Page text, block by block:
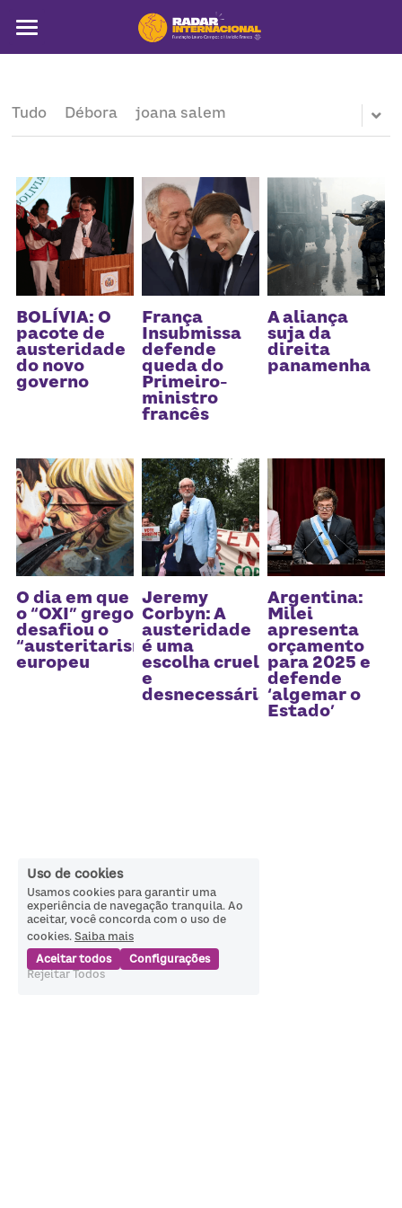
Colunistas
Notícias
Artigos
Pega a visão
Busca
Receba atualizações
Tudo Débora joana salem
BOLÍVIA: O
pacote de
austeridade
do novo
governo
França
Insubmissa
defende
queda do
Primeiro-
ministro
francês
A aliança
suja da
direita
panamenha
O dia em que
o “OXI” grego
desafiou o
“austeritarismo”
europeu
Jeremy
Corbyn: A
austeridade
é uma
escolha cruel
e
desnecessária
Argentina:
Milei
apresenta
orçamento
para 2025 e
defende
‘algemar o
Estado’
Uso de cookies
Usamos cookies para garantir uma
experiência de navegação tranquila. Ao
aceitar, você concorda com o uso de
cookies. Saiba mais
Aceitar todos
Configurações
Rejeitar Todos